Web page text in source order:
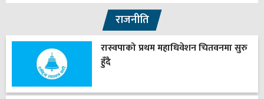
राजनीति
रास्वपाको प्रथम महाधिवेशन चितवनमा सुरु
हुँदै